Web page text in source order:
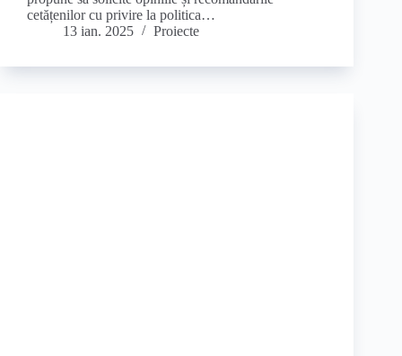
cetățenilor cu privire la politica…
13 ian. 2025
Proiecte